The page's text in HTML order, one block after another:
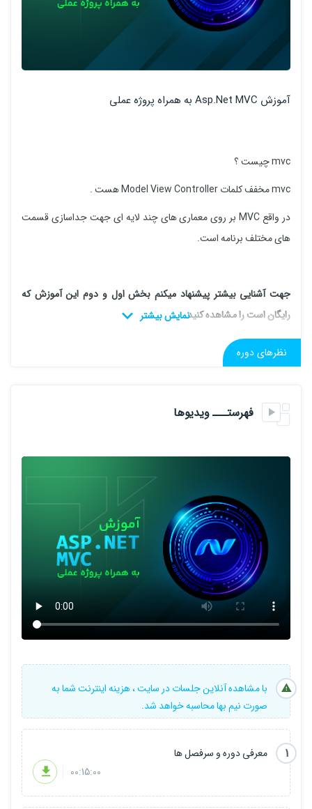
آموزش Asp.Net MVC به همراه پروژه عملی
mvc چیست ؟
mvc مخفف کلمات Model View Controller هست .
در واقع MVC بر روی معماری های چند لایه ای جهت جداسازی قسمت
های مختلف برنامه است.
جهت آشنایی بیشتر پیشنهاد میکنم بخش اول و دوم این آموزش که
رایگان است را مشاهده کنید
(( این دوره تکمیل شده است ))
پیشنیاز های دوره
سی شارپ
نظرهای دوره
فهرستـــ ویدیوها
با مشاهده آنلاین جلسات در سایت ، هزینه اینترنت شما به
صورت نیم بها محاسبه خواهد شد.
1
معرفی دوره و سرفصل ها
00:15:00